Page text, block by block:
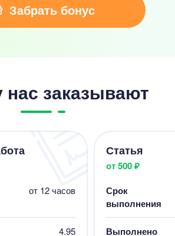
Забрать бонус
нас заказывают
от 12 часов
4.95
Статья
от 500 ₽
Срок
выполнения
Выполнено